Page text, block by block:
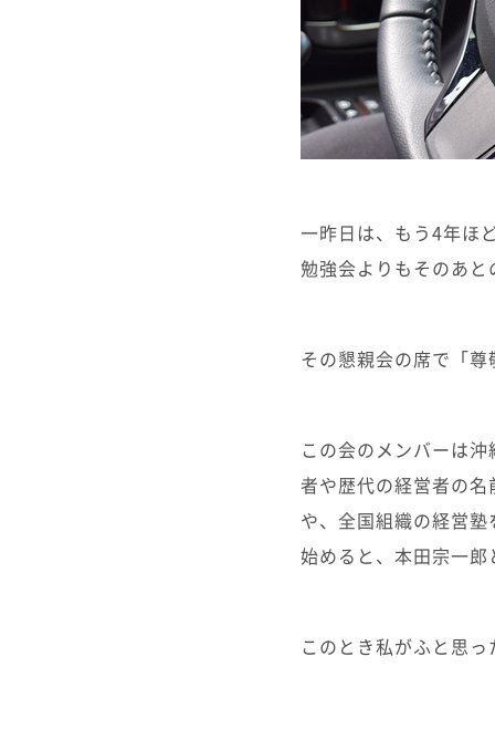
一昨日は、もう4年ほ
勉強会よりもそのあ
その懇親会の席で「
この会のメンバーは
者や歴代の経営者の
や、全国組織の経営
始めると、本田宗一
このとき私がふと思